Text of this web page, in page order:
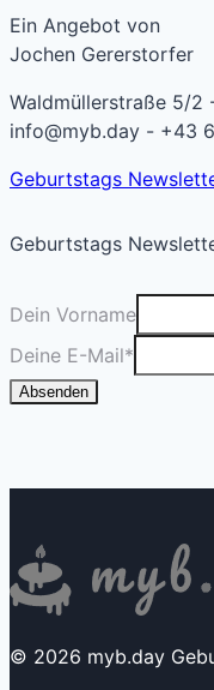
Ein Angebot von
Jochen Gererstorfer
Waldmüllerstraße 5/2
info@myb.day - +43
Geburtstags
Geburtstags
Dein Vorname
Deine E-Mail*
Absenden
© 2026 myb.day